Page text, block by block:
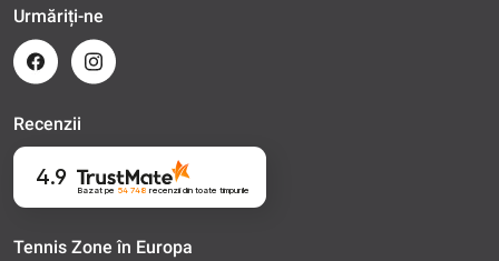
Urmăriți-ne
Recenzii
4.9
Bazat pe 54 748 recenziidin toate timpurile
Tennis Zone în Europa